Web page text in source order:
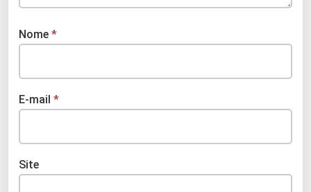
Nome *
E-mail *
Site